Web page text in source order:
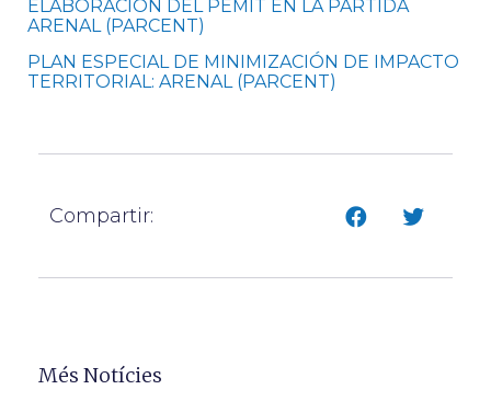
ELABORACIÓN DEL PEMIT EN LA PARTIDA
ARENAL (PARCENT)
PLAN ESPECIAL DE MINIMIZACIÓN DE IMPACTO
TERRITORIAL: ARENAL (PARCENT)
Compartir:
Més Notícies